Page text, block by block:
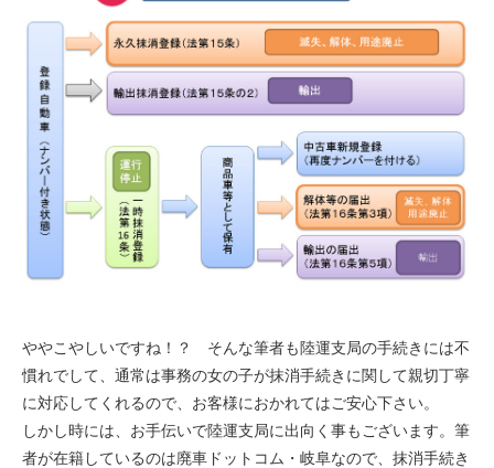
ややこやしいですね！？ そんな筆者も陸運支局の手続きには不
慣れでして、通常は事務の女の子が抹消手続きに関して親切丁寧
に対応してくれるので、お客様におかれてはご安心下さい。
しかし時には、お手伝いで陸運支局に出向く事もございます。筆
者が在籍しているのは廃車ドットコム・岐阜なので、抹消手続き